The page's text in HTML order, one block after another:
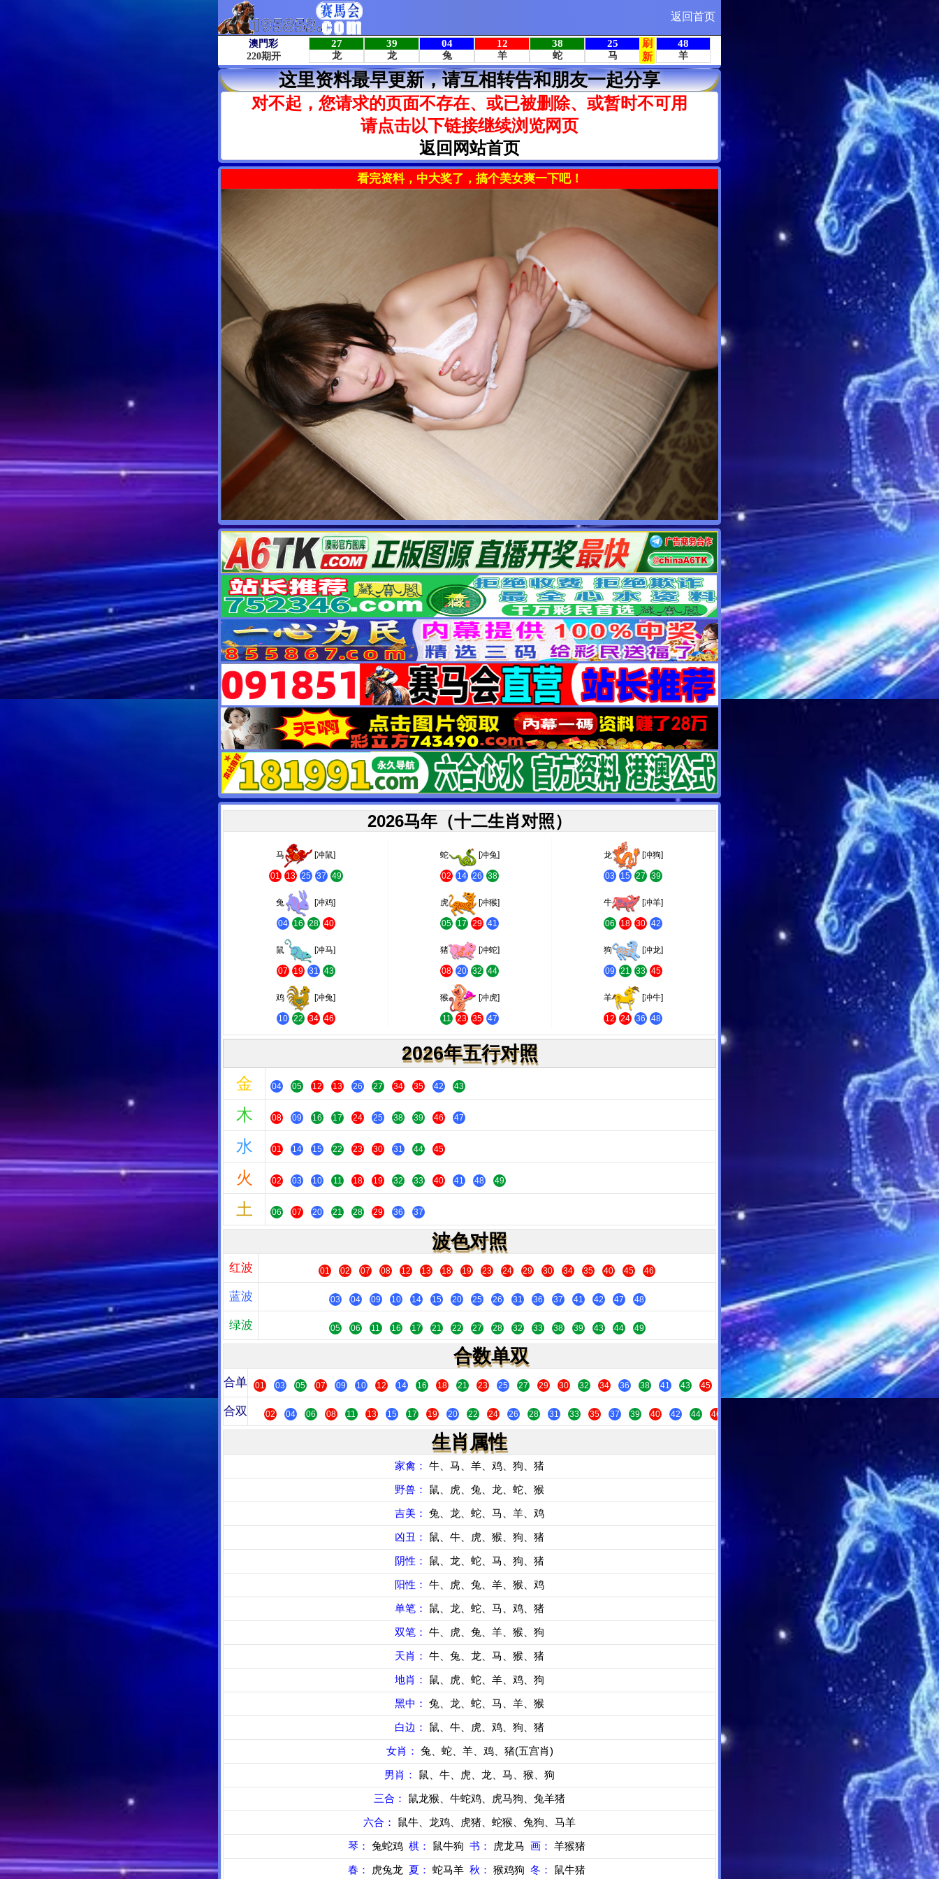
返回首页
这里资料最早更新，请互相转告和朋友一起分享
对不起，您请求的页面不存在、或已被删除、或暂时不可用
请点击以下链接继续浏览网页
返回网站首页
看完资料，中大奖了，搞个美女爽一下吧！
2026马年（十二生肖对照）
马 [冲鼠]
01 13 25 37 49
蛇 [冲兔]
02 14 26 38
龙 [冲狗]
03 15 27 39
兔 [冲鸡]
04 16 28 40
虎 [冲猴]
05 17 29 41
牛 [冲羊]
06 18 30 42
鼠 [冲马]
07 19 31 43
猪 [冲蛇]
08 20 32 44
狗 [冲龙]
09 21 33 45
鸡 [冲兔]
10 22 34 46
猴 [冲虎]
11 23 35 47
羊 [冲牛]
12 24 36 48
2026年五行对照
金 04 05 12 13 26 27 34 35 42 43
木 08 09 16 17 24 25 38 39 46 47
水 01 14 15 22 23 30 31 44 45
火 02 03 10 11 18 19 32 33 40 41 48 49
土 06 07 20 21 28 29 36 37
波色对照
红波 01 02 07 08 12 13 18 19 23 24 29 30 34 35 40 45 46
蓝波 03 04 09 10 14 15 20 25 26 31 36 37 41 42 47 48
绿波 05 06 11 16 17 21 22 27 28 32 33 38 39 43 44 49
合数单双
合单 01 03 05 07 09 10 12 14 16 18 21 23 25 27 29 30 32 34 36 38 41 43 45 49
合双 02 04 06 08 11 13 15 17 19 20 22 24 26 28 31 33 35 37 39 40 42 44 46
生肖属性
家禽： 牛、马、羊、鸡、狗、猪
野兽： 鼠、虎、兔、龙、蛇、猴
吉美： 兔、龙、蛇、马、羊、鸡
凶丑： 鼠、牛、虎、猴、狗、猪
阴性： 鼠、龙、蛇、马、狗、猪
阳性： 牛、虎、兔、羊、猴、鸡
单笔： 鼠、龙、蛇、马、鸡、猪
双笔： 牛、虎、兔、羊、猴、狗
天肖： 牛、兔、龙、马、猴、猪
地肖： 鼠、虎、蛇、羊、鸡、狗
黑中： 兔、龙、蛇、马、羊、猴
白边： 鼠、牛、虎、鸡、狗、猪
女肖： 兔、蛇、羊、鸡、猪(五宫肖)
男肖： 鼠、牛、虎、龙、马、猴、狗
三合： 鼠龙猴、牛蛇鸡、虎马狗、兔羊猪
六合： 鼠牛、龙鸡、虎猪、蛇猴、兔狗、马羊
琴： 兔蛇鸡 棋： 鼠牛狗 书： 虎龙马 画： 羊猴猪
春： 虎兔龙 夏： 蛇马羊 秋： 猴鸡狗 冬： 鼠牛猪